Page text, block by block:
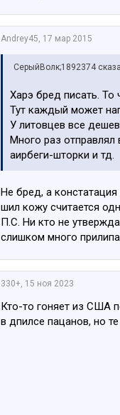
Andrey45, 17 мар 2015
СерыйВолк;1892374
Харэ бред писать.
Тут каждый может
У литовцев все
Много раз отправлял
аирбеги-шторки и тд.
Не бред, а
шил кожу считается
П.С. Ни кто не
слишком много
330+, 15 ноя 2023
Кто-то гоняет из США
в дпилсе пацанов, но